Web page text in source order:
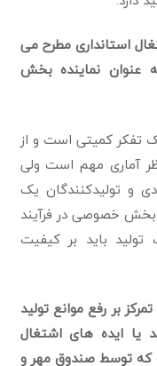
استانداری مطرح می
عنوان نماینده بخش
تفکر کمیتی است و از
آماری مهم است ولی
و تولیدکنندگان یک
بخش خصوصی در فرآیند
باید بر کیفیت
بر رفع موانع تولید
یا ایده های اشتغال
که توسط صندوق مهر و